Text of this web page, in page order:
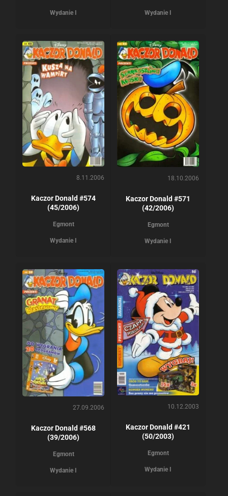
Wydanie I Wydanie I
8.11.2006
Kaczor Donald #574
(45/2006)
Egmont
Wydanie I
18.10.2006
Kaczor Donald #571
(42/2006)
Egmont
Wydanie I
27.09.2006
Kaczor Donald #568
(39/2006)
Egmont
Wydanie I
10.12.2003
Kaczor Donald #421
(50/2003)
Egmont
Wydanie I